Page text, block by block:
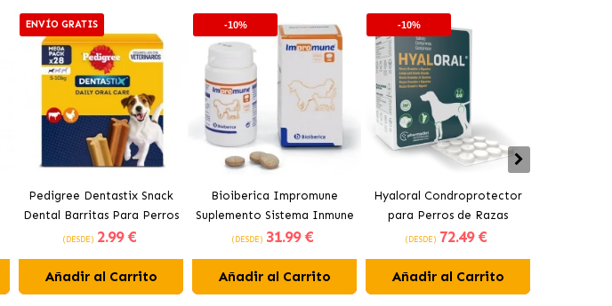
ENVÍO GRATIS
Pedigree Dentastix Snack
Dental Barritas Para Perros
Pequeños 5-10 kg
(DESDE) 2.99 €
Añadir al Carrito
-10%
Bioiberica Impromune
Suplemento Sistema Inmune
para Perros y Gatos
(DESDE) 31.99 €
Añadir al Carrito
-10%
Hyaloral Condroprotector
para Perros de Razas
Grandes Pharmadiet
(DESDE) 72.49 €
Añadir al Carrito